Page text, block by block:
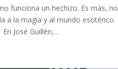
funciona un hechizo. Es más,
a la magia y al mundo
José Guillén,...